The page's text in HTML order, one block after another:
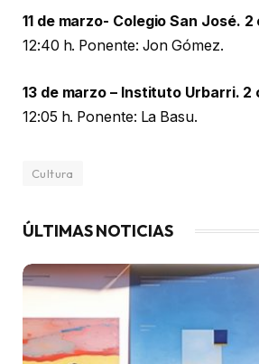
11 de marzo- Colegio San José.
12:40 h. Ponente: Jon Gómez.
13 de marzo – Instituto Urbarri. 2
12:05 h. Ponente: La Basu.
Cultura
ÚLTIMAS NOTICIAS